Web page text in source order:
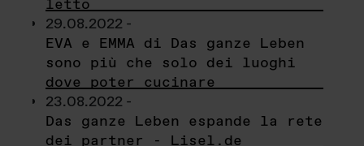
letto
29.08.2022 -
EVA e EMMA di Das ganze Leben
sono più che solo dei luoghi
dove poter cucinare
23.08.2022 -
Das ganze Leben espande la rete
dei partner - Lisel.de